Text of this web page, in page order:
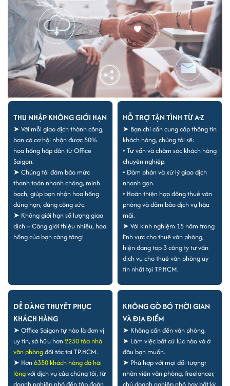
THU NHẬP KHÔNG GIỚI HẠN
➤ Với mỗi giao dịch thành công,
bạn có cơ hội nhận được 50%
hoa hồng hấp dẫn từ Office
Saigon.
➤ Chúng tôi đảm bảo mức
thanh toán nhanh chóng, minh
bạch, giúp bạn nhận hoa hồng
đúng hạn, đúng công sức.
➤ Không giới hạn số lượng giao
dịch – Càng giới thiệu nhiều, hoa
hồng của bạn càng tăng!
HỖ TRỢ TẬN TÌNH TỪ A-Z
➤ Bạn chỉ cần cung cấp thông tin
khách hàng, chúng tôi sẽ:
• Tư vấn và chăm sóc khách hàng
chuyên nghiệp.
• Đàm phán và xử lý giao dịch
nhanh gọn.
• Hoàn thiện hợp đồng thuê văn
phòng và đảm bảo dịch vụ hậu
mãi.
➤ Với kinh nghiệm 15 năm trong
lĩnh vực cho thuê văn phòng,
hiện đang top 3 công ty tư vấn
dịch vụ cho thuê văn phòng uy
tín nhất tại TP.HCM.
DỄ DÀNG THUYẾT PHỤC
KHÁCH HÀNG
➤ Office Saigon tự hào là đơn vị
uy tín, sở hữu hơn 2230 tòa nhà
văn phòngđối tác tại TP.HCM.
➤ Hơn6350 khách hàng đã hài
lòngvới dịch vụ của chúng tôi, từ
KHÔNG GÒ BÓ THỜI GIAN
VÀ ĐỊA ĐIỂM
➤ Không cần đến văn phòng.
➤ Làm việc bất cứ lúc nào và ở
đâu bạn muốn.
➤ Phù hợp với mọi đối tượng:
nhân viên văn phòng, freelancer,